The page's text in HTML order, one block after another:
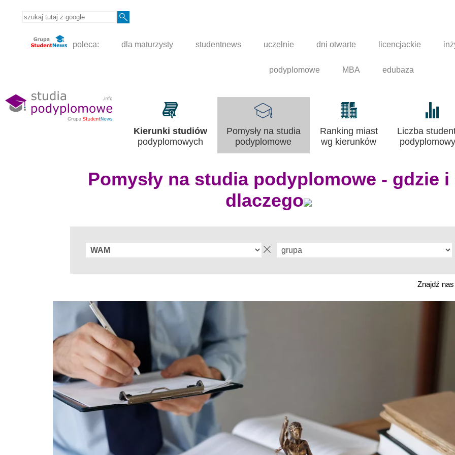
poleca: dla maturzysty studentnews uczelnie dni otwarte licencjackie
podyplomowe MBA edubaza
Kierunki studiów
podyplomowych
Pomysły na studia
podyplomowe
Ranking miast
wg kierunków
Liczba
Pomysły na studia podyplomowe - gdzie i
dlaczego
Znajdź